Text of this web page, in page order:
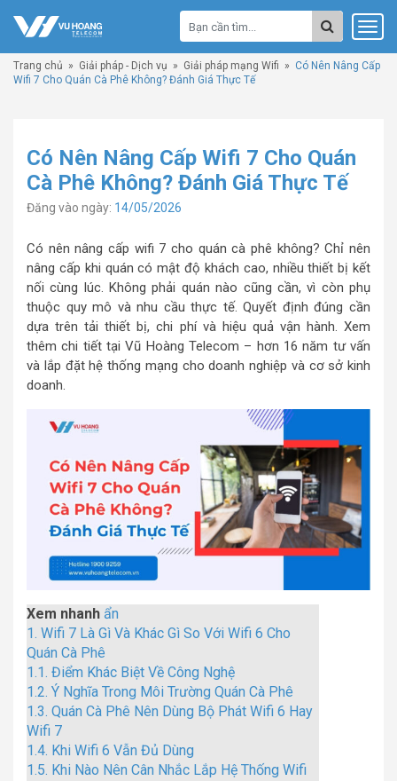
Trang chủ » Giải pháp - Dịch vụ » Giải pháp mạng Wifi » Có Nên Nâng Cấp
Wifi 7 Cho Quán Cà Phê Không? Đánh Giá Thực Tế
Có Nên Nâng Cấp Wifi 7 Cho Quán
Cà Phê Không? Đánh Giá Thực Tế
Đăng vào ngày: 14/05/2026
Có nên nâng cấp wifi 7 cho quán cà phê không? Chỉ nên
nâng cấp khi quán có mật độ khách cao, nhiều thiết bị kết
nối cùng lúc. Không phải quán nào cũng cần, vì còn phụ
thuộc quy mô và nhu cầu thực tế. Quyết định đúng cần
dựa trên tải thiết bị, chi phí và hiệu quả vận hành. Xem
thêm chi tiết tại Vũ Hoàng Telecom – hơn 16 năm tư vấn
và lắp đặt hệ thống mạng cho doanh nghiệp và cơ sở kinh
doanh.
Xem nhanh ẩn
1. Wifi 7 Là Gì Và Khác Gì So Với Wifi 6 Cho
Quán Cà Phê
1.1. Điểm Khác Biệt Về Công Nghệ
1.2. Ý Nghĩa Trong Môi Trường Quán Cà Phê
1.3. Quán Cà Phê Nên Dùng Bộ Phát Wifi 6 Hay
Wifi 7
1.4. Khi Wifi 6 Vẫn Đủ Dùng
1.5. Khi Nào Nên Cân Nhắc Lắp Hệ Thống Wifi